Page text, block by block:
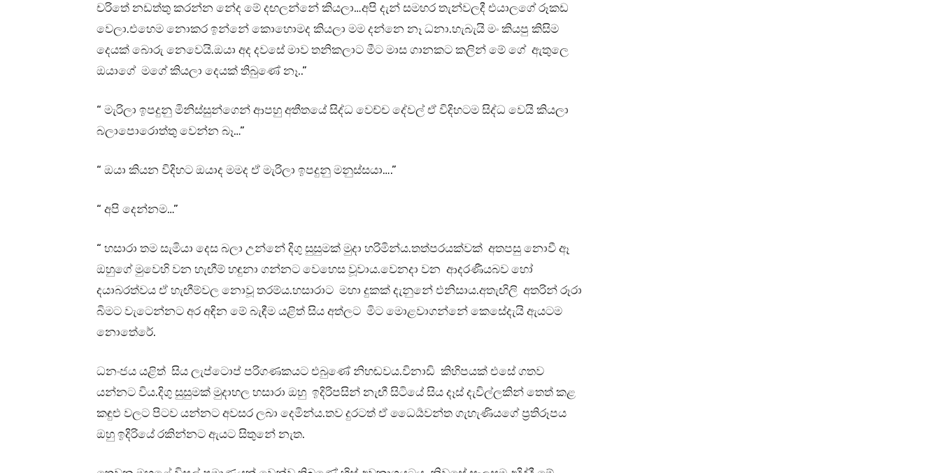
චරිතේ නඩත්තු කරන්න නේද මේ දඟලන්නේ කියලා…අපි දැන් සමහර තැන්වලදී එයාලගේ රූකඩ
වෙලා.එහෙම නොකර ඉන්නේ කොහොමද කියලා මම දන්නෙ නෑ ධනා.හැබැයි මං කියපු කිසිම
දෙයක් බොරු නෙවෙයි.ඔයා අද දවසේ මාව තනිකලාට මීට මාස ගානකට කලින් මේ ගේ ඇතුලෙ
ඔයාගේ මගේ කියලා දෙයක් තිබුණේ නෑ..”
“ මැරිලා ඉපදුනු මිනිස්සුන්ගෙන් ආපහු අතීතයේ සිද්ධ වෙච්ච දේවල් ඒ විදිහටම සිද්ධ වෙයි කියලා
බලාපොරොත්තු වෙන්න බෑ…”
“ ඔයා කියන විදිහට ඔයාද මමද ඒ මැරිලා ඉපදුනු මනුස්සයා….”
“ අපි දෙන්නම…”
“ හසාරා තම සැමියා දෙස බලා උන්නේ දිගු සුසුමක් මුදා හරිමින්ය.තත්පරයක්වක් අතපසු නොවී ඈ
ඔහුගේ මුවෙහි වන හැඟීම් හඳුනා ගන්නට වෙහෙස වූවාය.වෙනදා වන ආදරණීයබව හෝ
දයාබරත්වය ඒ හැඟීම්වල නොවූ තරම්ය.හසාරාට මහා දුකක් දැනුනේ එනිසාය.අතැඟිලි අතරින් රූරා
බිමට වැටෙන්නට අර අඳින මේ බැඳීම යළිත් සිය අත්ලට මිට මොළවාගන්නේ කෙසේදැයි ඇයටම
නොතේරේ.
ධනංජය යළිත් සිය ලැප්ටොප් පරිගණකයට එබුණේ නිහඬවය.විනාඩි කිහිපයක් එසේ ගතව
යන්නට විය.දිගු සුසුමක් මුදාහල හසාරා ඔහු ඉදිරිපසින් නැඟී සිටියේ සිය දෑස් දැවිල්ලකින් තෙත් කළ
කඳුළු වලට පිටව යන්නට අවසර ලබා දෙමින්ය.තව දුරටත් ඒ ධෛර්‍යවන්ත ගැහැණියගේ ප්‍රතිරූපය
ඔහු ඉදිරියේ රකින්නට ඇයට සිතුනේ නැත.